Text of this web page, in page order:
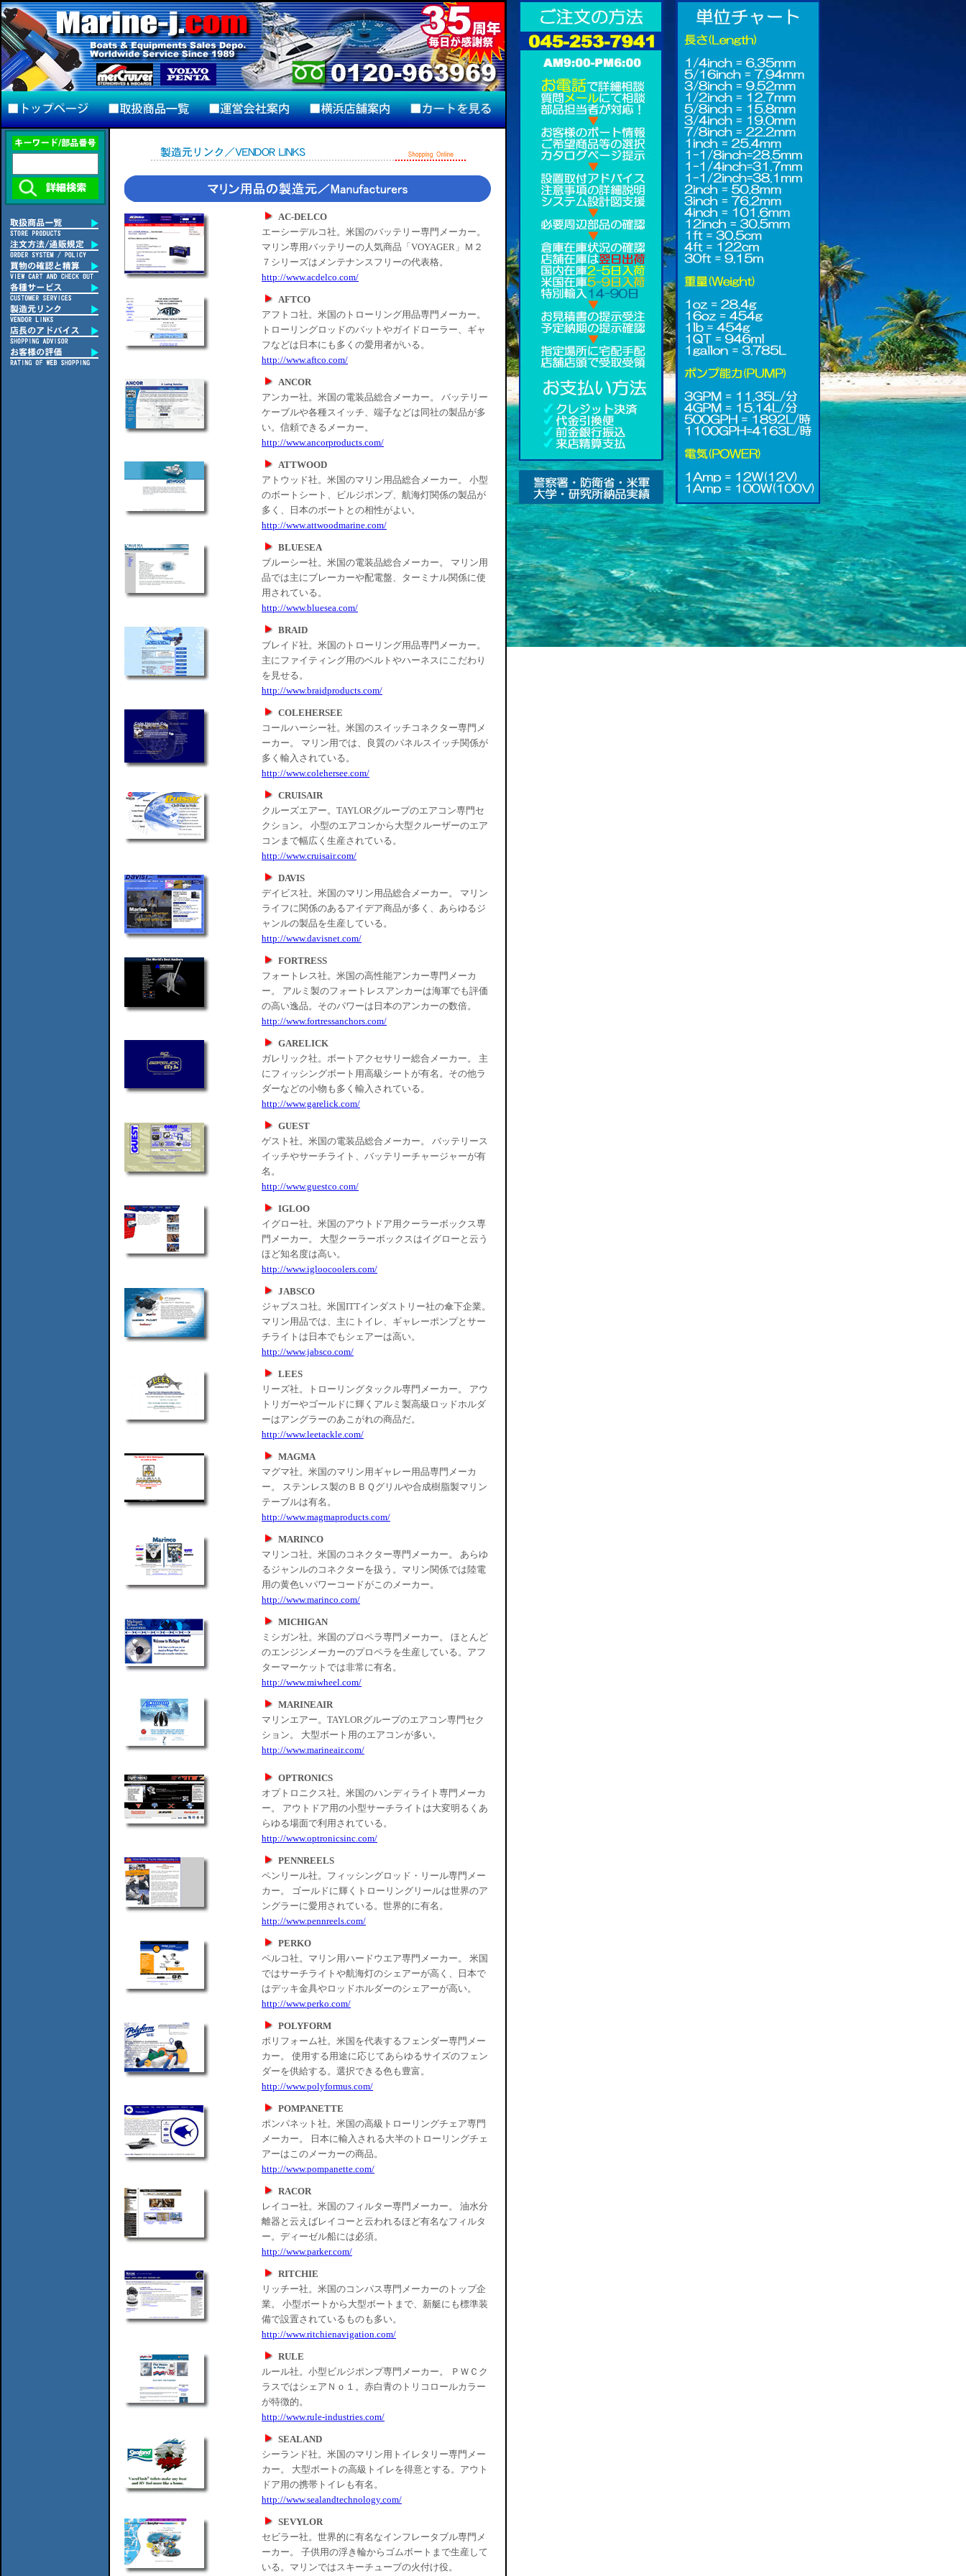
AC-DELCO
エーシーデルコ社。米国のバッテリー専門メーカー。
マリン専用バッテリーの人気商品「VOYAGER」Ｍ２
７シリーズはメンテナンスフリーの代表格。
http://www.acdelco.com/
AFTCO
アフトコ社。米国のトローリング用品専門メーカー。
トローリングロッドのバットやガイドローラー、ギャ
フなどは日本にも多くの愛用者がいる。
http://www.aftco.com/
ANCOR
アンカー社。米国の電装品総合メーカー。 バッテリー
ケーブルや各種スイッチ、端子などは同社の製品が多
い。信頼できるメーカー。
http://www.ancorproducts.com/
ATTWOOD
アトウッド社。米国のマリン用品総合メーカー。 小型
のボートシート、ビルジポンプ、航海灯関係の製品が
多く、日本のボートとの相性がよい。
http://www.attwoodmarine.com/
BLUESEA
ブルーシー社。米国の電装品総合メーカー。 マリン用
品では主にブレーカーや配電盤、ターミナル関係に使
用されている。
http://www.bluesea.com/
BRAID
ブレイド社。米国のトローリング用品専門メーカー。
主にファイティング用のベルトやハーネスにこだわり
を見せる。
http://www.braidproducts.com/
COLEHERSEE
コールハーシー社。米国のスイッチコネクター専門メ
ーカー。 マリン用では、良質のパネルスイッチ関係が
多く輸入されている。
http://www.colehersee.com/
CRUISAIR
クルーズエアー。TAYLORグループのエアコン専門セ
クション。 小型のエアコンから大型クルーザーのエア
コンまで幅広く生産されている。
http://www.cruisair.com/
DAVIS
デイビス社。米国のマリン用品総合メーカー。 マリン
ライフに関係のあるアイデア商品が多く、あらゆるジ
ャンルの製品を生産している。
http://www.davisnet.com/
FORTRESS
フォートレス社。米国の高性能アンカー専門メーカ
ー。 アルミ製のフォートレスアンカーは海軍でも評価
の高い逸品。そのパワーは日本のアンカーの数倍。
http://www.fortressanchors.com/
GARELICK
ガレリック社。ボートアクセサリー総合メーカー。 主
にフィッシングボート用高級シートが有名。その他ラ
ダーなどの小物も多く輸入されている。
http://www.garelick.com/
GUEST
ゲスト社。米国の電装品総合メーカー。 バッテリース
イッチやサーチライト、バッテリーチャージャーが有
名。
http://www.guestco.com/
IGLOO
イグロー社。米国のアウトドア用クーラーボックス専
門メーカー。 大型クーラーボックスはイグローと云う
ほど知名度は高い。
http://www.igloocoolers.com/
JABSCO
ジャブスコ社。米国ITTインダストリー社の傘下企業。
マリン用品では、主にトイレ、ギャレーポンプとサー
チライトは日本でもシェアーは高い。
http://www.jabsco.com/
LEES
リーズ社。トローリングタックル専門メーカー。 アウ
トリガーやゴールドに輝くアルミ製高級ロッドホルダ
ーはアングラーのあこがれの商品だ。
http://www.leetackle.com/
MAGMA
マグマ社。米国のマリン用ギャレー用品専門メーカ
ー。 ステンレス製のＢＢＱグリルや合成樹脂製マリン
テーブルは有名。
http://www.magmaproducts.com/
MARINCO
マリンコ社。米国のコネクター専門メーカー。 あらゆ
るジャンルのコネクターを扱う。マリン関係では陸電
用の黄色いパワーコードがこのメーカー。
http://www.marinco.com/
MICHIGAN
ミシガン社。米国のプロペラ専門メーカー。 ほとんど
のエンジンメーカーのプロペラを生産している。アフ
ターマーケットでは非常に有名。
http://www.miwheel.com/
MARINEAIR
マリンエアー。TAYLORグループのエアコン専門セク
ション。 大型ボート用のエアコンが多い。
http://www.marineair.com/
OPTRONICS
オプトロニクス社。米国のハンディライト専門メーカ
ー。 アウトドア用の小型サーチライトは大変明るくあ
らゆる場面で利用されている。
http://www.optronicsinc.com/
PENNREELS
ペンリール社。フィッシングロッド・リール専門メー
カー。 ゴールドに輝くトローリングリールは世界のア
ングラーに愛用されている。世界的に有名。
http://www.pennreels.com/
PERKO
ペルコ社。マリン用ハードウエア専門メーカー。 米国
ではサーチライトや航海灯のシェアーが高く、日本で
はデッキ金具やロッドホルダーのシェアーが高い。
http://www.perko.com/
POLYFORM
ポリフォーム社。米国を代表するフェンダー専門メー
カー。 使用する用途に応じてあらゆるサイズのフェン
ダーを供給する。選択できる色も豊富。
http://www.polyformus.com/
POMPANETTE
ポンパネット社。米国の高級トローリングチェア専門
メーカー。 日本に輸入される大半のトローリングチェ
アーはこのメーカーの商品。
http://www.pompanette.com/
RACOR
レイコー社。米国のフィルター専門メーカー。 油水分
離器と云えばレイコーと云われるほど有名なフィルタ
ー。ディーゼル船には必須。
http://www.parker.com/
RITCHIE
リッチー社。米国のコンパス専門メーカーのトップ企
業。 小型ボートから大型ボートまで、新艇にも標準装
備で設置されているものも多い。
http://www.ritchienavigation.com/
RULE
ルール社。小型ビルジポンプ専門メーカー。 ＰＷＣク
ラスではシェアＮｏ１。赤白青のトリコロールカラー
が特徴的。
http://www.rule-industries.com/
SEALAND
シーランド社。米国のマリン用トイレタリー専門メー
カー。 大型ボートの高級トイレを得意とする。アウト
ドア用の携帯トイレも有名。
http://www.sealandtechnology.com/
SEVYLOR
セビラー社。世界的に有名なインフレータブル専門メ
ーカー。 子供用の浮き輪からゴムボートまで生産して
いる。マリンではスキーチューブの火付け役。